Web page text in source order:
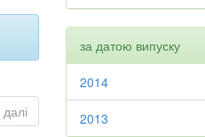
далі
за датою випуску
2014
2013